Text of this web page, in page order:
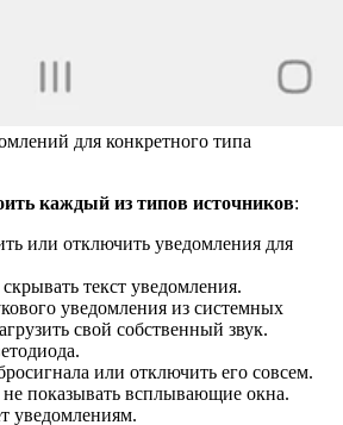
для конкретного типа
каждый из типов источников:
или отключить уведомления для
текст уведомления.
уведомления из системных
свой собственный звук.
или отключить его совсем.
показывать всплывающие окна.
уведомлениям.